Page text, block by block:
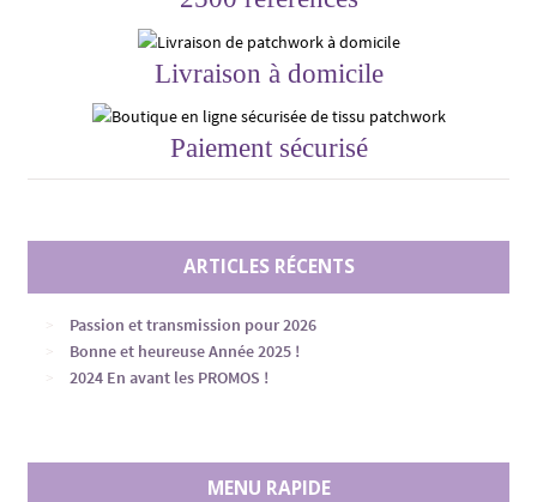
Livraison à domicile
Paiement sécurisé
ARTICLES RÉCENTS
Passion et transmission pour 2026
Bonne et heureuse Année 2025 !
2024 En avant les PROMOS !
MENU RAPIDE